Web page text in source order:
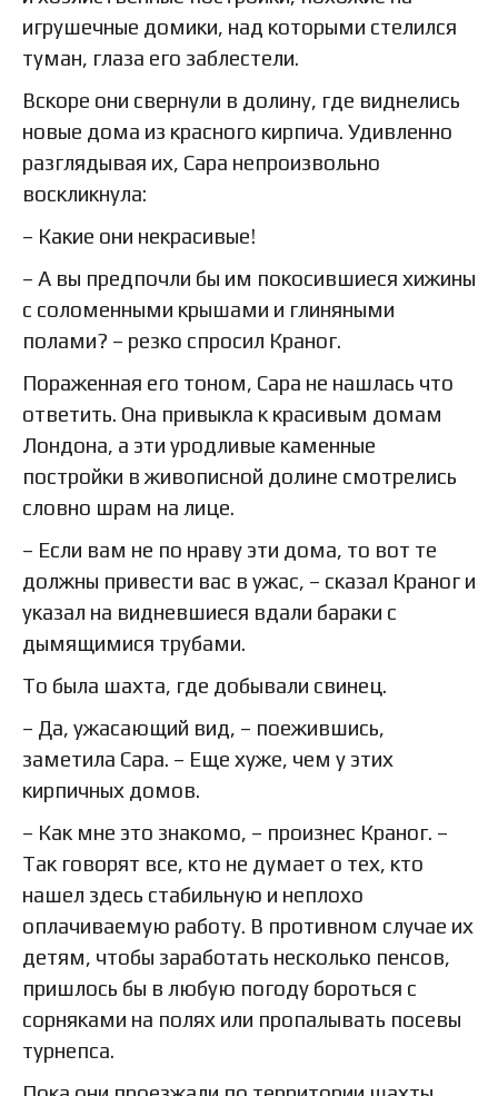
игрушечные домики, над которыми стелился
туман, глаза его заблестели.
Вскоре они свернули в долину, где виднелись
новые дома из красного кирпича. Удивленно
разглядывая их, Сара непроизвольно
воскликнула:
– Какие они некрасивые!
– А вы предпочли бы им покосившиеся хижины
с соломенными крышами и глиняными
полами? – резко спросил Краног.
Пораженная его тоном, Сара не нашлась что
ответить. Она привыкла к красивым домам
Лондона, а эти уродливые каменные
постройки в живописной долине смотрелись
словно шрам на лице.
– Если вам не по нраву эти дома, то вот те
должны привести вас в ужас, – сказал Краног и
указал на видневшиеся вдали бараки с
дымящимися трубами.
То была шахта, где добывали свинец.
– Да, ужасающий вид, – поежившись,
заметила Сара. – Еще хуже, чем у этих
кирпичных домов.
– Как мне это знакомо, – произнес Краног. –
Так говорят все, кто не думает о тех, кто
нашел здесь стабильную и неплохо
оплачиваемую работу. В противном случае их
детям, чтобы заработать несколько пенсов,
пришлось бы в любую погоду бороться с
сорняками на полях или пропалывать посевы
турнепса.